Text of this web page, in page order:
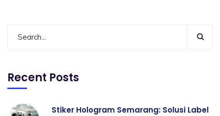
Recent Posts
Stiker Hologram Semarang: Solusi Label